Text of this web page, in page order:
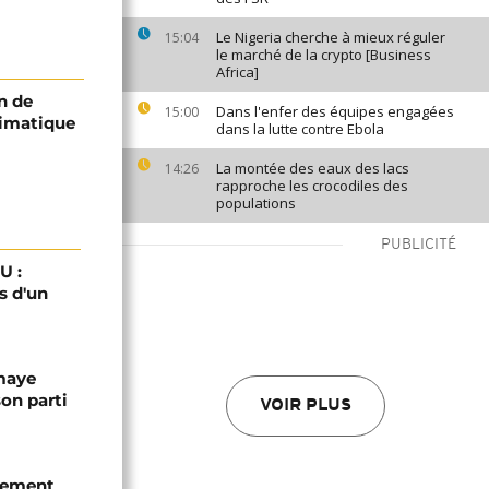
15:04
Le Nigeria cherche à mieux réguler
le marché de la crypto [Business
Africa]
15:00
Dans l'enfer des équipes engagées
dans la lutte contre Ebola
14:26
La montée des eaux des lacs
rapproche les crocodiles des
populations
PUBLICITÉ
VOIR PLUS
de
:
d'un
parti